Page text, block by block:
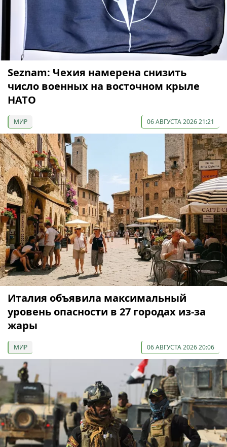
Seznam: Чехия намерена снизить
число военных на восточном крыле
НАТО
МИР 06 АВГУСТА 2026 21:21
Италия объявила максимальный
уровень опасности в 27 городах из-за
жары
МИР 06 АВГУСТА 2026 20:06